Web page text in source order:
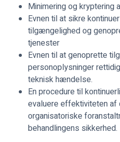
Minimering og kryptering
Evnen til at sikre
tilgængelighed og
tjenester
Evnen til at genoprette
personoplysninger
teknisk hændelse.
En procedure til
evaluere effektiviteten af
organisatoriske
behandlingens sikkerhed.